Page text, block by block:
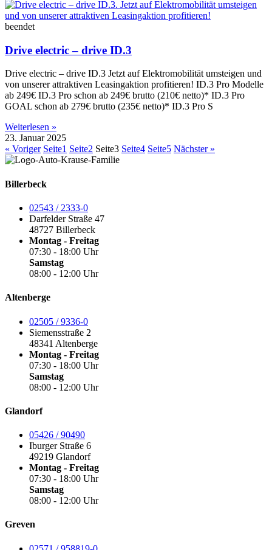
beendet
Drive electric – drive ID.3
Drive electric – drive ID.3 Jetzt auf Elektromobilität umsteigen und
von unserer attraktiven Leasingaktion profitieren! ID.3 Pro Modelle
ab 249€ ID.3 Pro schon ab 249€ brutto (210€ netto)* ID.3 Pro
GOAL schon ab 279€ brutto (235€ netto)* ID.3 Pro S
Weiterlesen »
23. Januar 2025
« Voriger Seite1 Seite2 Seite3 Seite4 Seite5 Nächster »
Billerbeck
02543 / 2333-0
Darfelder Straße 47
48727 Billerbeck
Montag - Freitag
07:30 - 18:00 Uhr
Samstag
08:00 - 12:00 Uhr
Altenberge
02505 / 9336-0
Siemensstraße 2
48341 Altenberge
Montag - Freitag
07:30 - 18:00 Uhr
Samstag
08:00 - 12:00 Uhr
Glandorf
05426 / 90490
Iburger Straße 6
49219 Glandorf
Montag - Freitag
07:30 - 18:00 Uhr
Samstag
08:00 - 12:00 Uhr
Greven